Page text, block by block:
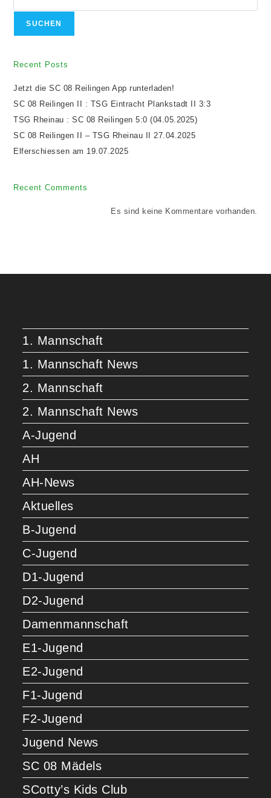
SUCHEN
Recent Posts
Jetzt die SC 08 Reilingen App runterladen!
SC 08 Reilingen II : TSG Eintracht Plankstadt II 3:3
TSG Rheinau : SC 08 Reilingen 5:0 (04.05.2025)
SC 08 Reilingen II – TSG Rheinau II 27.04.2025
Elferschiessen am 19.07.2025
Recent Comments
Es sind keine Kommentare vorhanden.
1. Mannschaft
1. Mannschaft News
2. Mannschaft
2. Mannschaft News
A-Jugend
AH
AH-News
Aktuelles
B-Jugend
C-Jugend
D1-Jugend
D2-Jugend
Damenmannschaft
E1-Jugend
E2-Jugend
F1-Jugend
F2-Jugend
Jugend News
SC 08 Mädels
SCotty’s Kids Club